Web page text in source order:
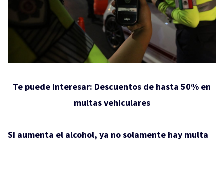
Te puede interesar: Descuentos de hasta 50% en
multas vehiculares
Si aumenta el alcohol, ya no solamente hay multa